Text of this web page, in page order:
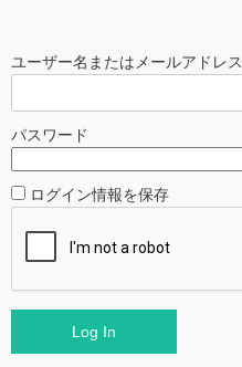
ユーザー名またはメールアドレス
パスワード
ログイン情報を保存